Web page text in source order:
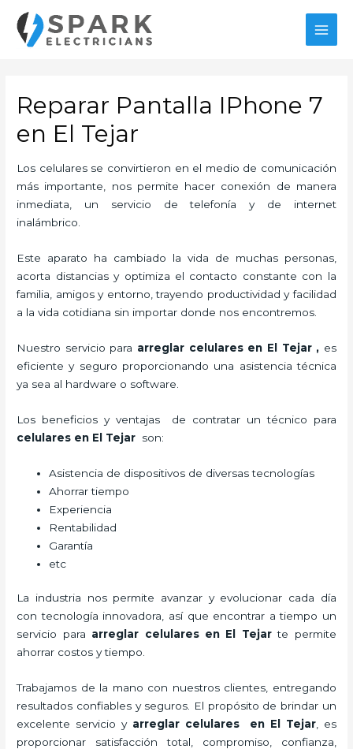
contenido
Reparar Pantalla IPhone 7
en El Tejar
Los celulares se convirtieron en el medio de comunicación
más importante, nos permite hacer conexión de manera
inmediata, un servicio de telefonía y de internet
inalámbrico.
Este aparato ha cambiado la vida de muchas personas,
acorta distancias y optimiza el contacto constante con la
familia, amigos y entorno, trayendo productividad y facilidad
a la vida cotidiana sin importar donde nos encontremos.
Nuestro servicio para arreglar celulares en El Tejar , es
eficiente y seguro proporcionando una asistencia técnica
ya sea al hardware o software.
Los beneficios y ventajas de contratar un técnico para
celulares en El Tejar son:
Asistencia de dispositivos de diversas tecnologías
Ahorrar tiempo
Experiencia
Rentabilidad
Garantía
etc
La industria nos permite avanzar y evolucionar cada día
con tecnología innovadora, así que encontrar a tiempo un
servicio para arreglar celulares en El Tejarte permite
ahorrar costos y tiempo.
Trabajamos de la mano con nuestros clientes, entregando
resultados confiables y seguros. El propósito de brindar un
excelente servicio y arreglar celulares en El Tejar , es
proporcionar satisfacción total, compromiso, confianza,